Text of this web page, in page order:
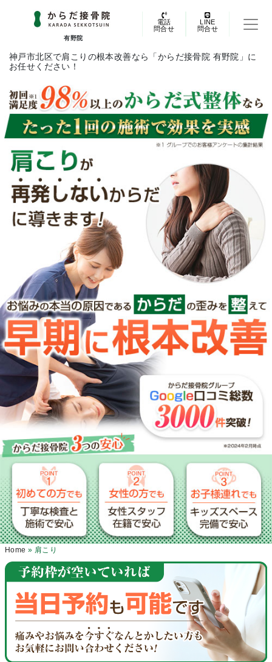
有野院
電話
問合せ
LINE
問合せ
神戸市北区で肩こりの根本改善なら「からだ接骨院 有野院」に
お任せください！
Home » 肩こり